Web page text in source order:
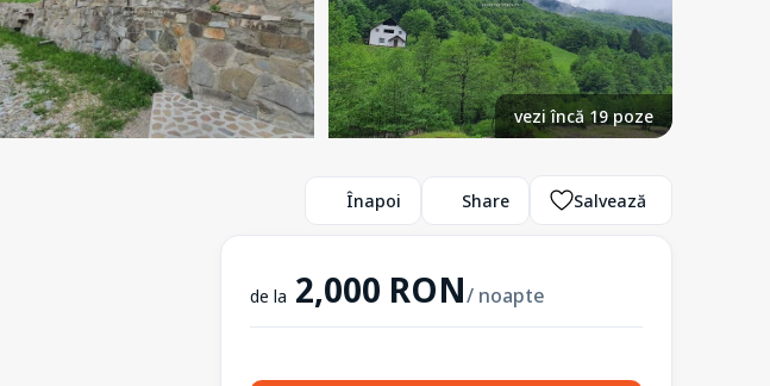
vezi încă 19 poze
Înapoi Share Salvează
de la 2,000 RON/ noapte